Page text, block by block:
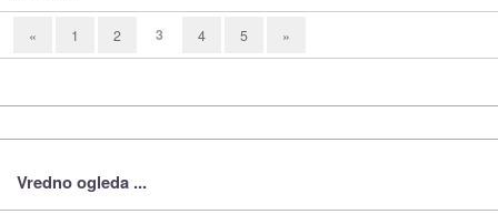
« 1 2 3 4 5 »
Vredno ogleda ...